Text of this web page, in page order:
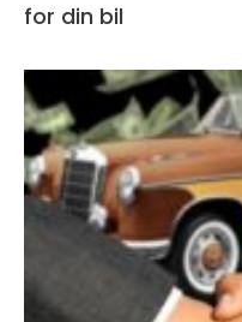
for din bil